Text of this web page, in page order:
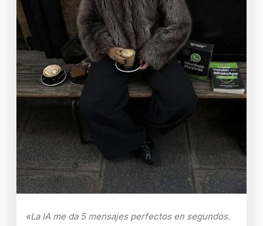
«La IA me da 5 mensajes perfectos en segundos.